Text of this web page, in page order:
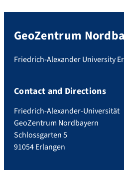
GeoZentrum
Friedrich-Alexander University
Contact and Directions
Friedrich-Alexander-Universität
GeoZentrum Nordbayern
Schlossgarten 5
91054 Erlangen